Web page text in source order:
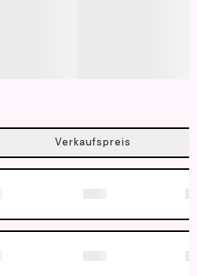
Verkaufspreis